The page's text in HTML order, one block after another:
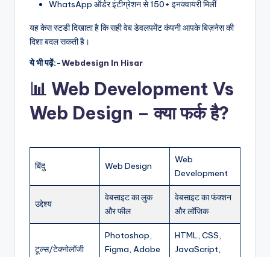
WhatsApp ऑर्डर इंटीग्रेशन से 150+ इनक्वायरी मिलीं
यह केस स्टडी दिखाता है कि सही वेब डेवलपमेंट कंपनी आपके बिज़नेस की
दिशा बदल सकती है।
ये भी पढ़ें:-Webdesign In Hisar
📊 Web Development Vs
Web Design – क्या फर्क है?
बिंदु Web Design
Web
Development
उद्देश्य
वेबसाइट का लुक
और फील
वेबसाइट का फंक्शन
और लॉजिक
टूल्स/टेक्नोलॉजी
Photoshop,
Figma, Adobe
HTML, CSS,
JavaScript,